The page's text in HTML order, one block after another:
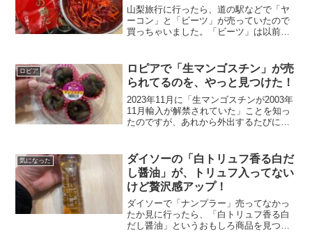
山梨旅行に行ったら、道の駅などで「ヤ
ーコン」と「ビーツ」が売っていたので
買っちゃいました。「ビーツ」は以前か
た。野菜が苦手な第2子ちゃんが、喜んで
いっぱい食べてくれる一...
ロピア
ロピアで「生マンゴスチン」が売
られてるのを、やっと見つけた！
2023年11月に「生マンゴスチンが2003年
11月輸入が解禁されていた」ことを知っ
たのですが、あれから外出するたびに果
ン」をやっと見つけました！1パックに4
つ入っていて税...
気になった
ダイソーの「白トリュフ香る白だ
し醤油」が、トリュフ入ってない
けど贅沢感アップ！
ダイソーで「ナンプラー」売ってなかっ
たか見に行ったら、「白トリュフ香る白
だし醤油」というおもしろ商品を見つけ